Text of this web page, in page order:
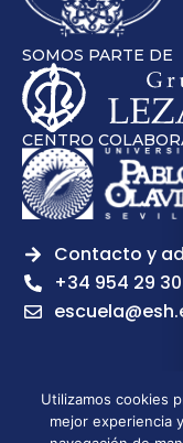
SOMOS PARTE DE
CENTRO
Contacto y
+34 954 29 30
Aviso legal
Utilizamos cookies
mejor experiencia